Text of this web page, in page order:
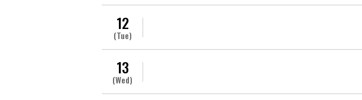
12
(Tue)
13
(Wed)